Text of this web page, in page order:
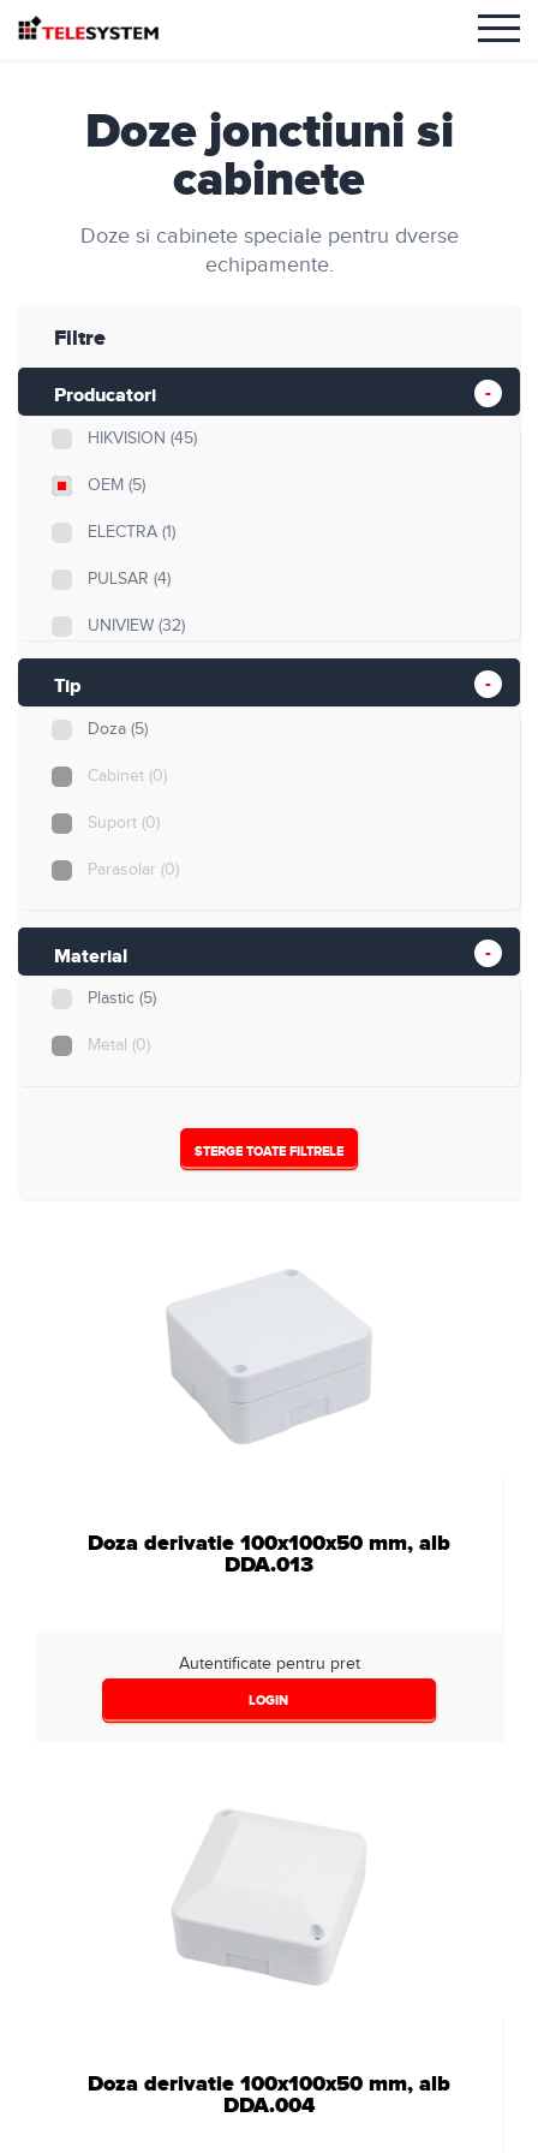
Doze jonctiuni si
cabinete
Doze si cabinete speciale pentru dverse
echipamente.
Filtre
Producatori
HIKVISION (45)
OEM (5)
ELECTRA (1)
PULSAR (4)
UNIVIEW (32)
AJAX (8)
Tip
Doza (5)
Cabinet (0)
Suport (0)
Parasolar (0)
Material
Plastic (5)
Metal (0)
STERGE TOATE FILTRELE
Doza derivatie 100x100x50 mm, alb
DDA.013
Autentificate pentru pret
LOGIN
Doza derivatie 100x100x50 mm, alb
DDA.004